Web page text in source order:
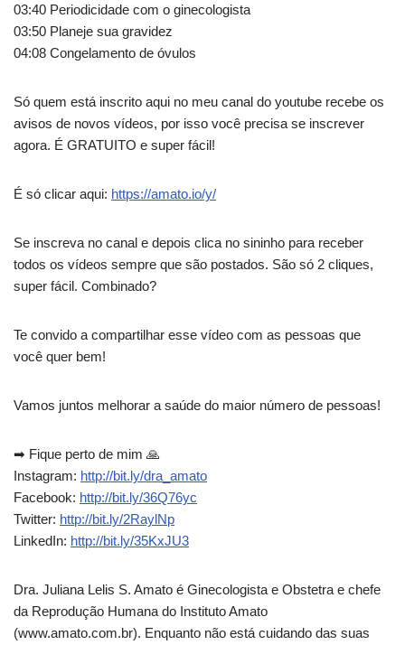
03:40 Periodicidade com o ginecologista
03:50 Planeje sua gravidez
04:08 Congelamento de óvulos
Só quem está inscrito aqui no meu canal do youtube recebe os
avisos de novos vídeos, por isso você precisa se inscrever
agora. É GRATUITO e super fácil!
É só clicar aqui: https://amato.io/y/
Se inscreva no canal e depois clica no sininho para receber
todos os vídeos sempre que são postados. São só 2 cliques,
super fácil. Combinado?
Te convido a compartilhar esse vídeo com as pessoas que
você quer bem!
Vamos juntos melhorar a saúde do maior número de pessoas!
➡ Fique perto de mim 🙏
Instagram: http://bit.ly/dra_amato
Facebook: http://bit.ly/36Q76yc
Twitter: http://bit.ly/2RaylNp
LinkedIn: http://bit.ly/35KxJU3
Dra. Juliana Lelis S. Amato é Ginecologista e Obstetra e chefe
da Reprodução Humana do Instituto Amato
(www.amato.com.br). Enquanto não está cuidando das suas